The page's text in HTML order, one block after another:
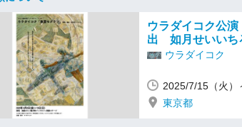
ウラダイコク公演
出 如月せいいち
ウラダイコク
2025/7/15（火）
東京都